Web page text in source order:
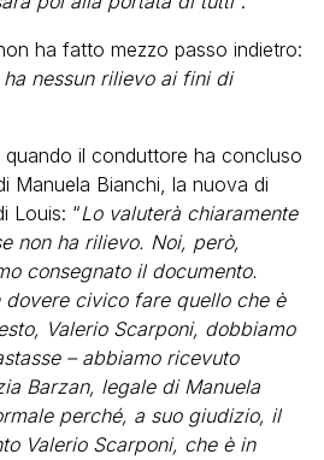
ha fatto mezzo passo indietro:
nessun rilievo ai fini di
il conduttore ha concluso
Manuela Bianchi, la nuova di
Louis: “Lo valuterà chiaramente
non ha rilievo. Noi, però,
consegnato il documento.
dovere civico fare quello che è
Valerio Scarponi, dobbiamo
– abbiamo ricevuto
Barzan, legale di Manuela
perché, a suo giudizio, il
Valerio Scarponi, che è in